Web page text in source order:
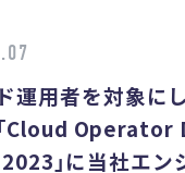
運用者を対象に
Cloud Operator
」に当社エン